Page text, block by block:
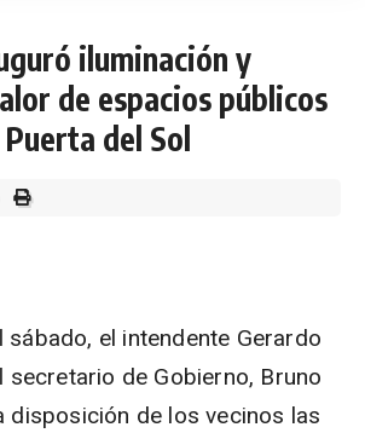
iluminación y
de espacios públicos
del Sol
sábado, el intendente Gerardo
secretario de Gobierno, Bruno
disposición de los vecinos las